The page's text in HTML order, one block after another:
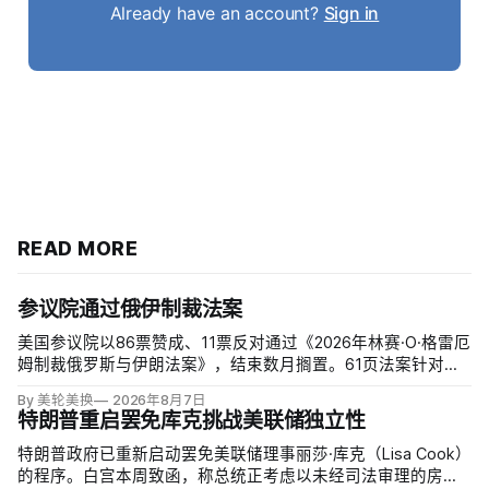
Already have an account? Sign in
READ MORE
参议院通过俄伊制裁法案
美国参议院以86票赞成、11票反对通过《2026年林赛·O·格雷厄
姆制裁俄罗斯与伊朗法案》，结束数月搁置。61页法案针对俄
裁；同时授权对购买俄油气最多的五个国家实施定向关税，意
在切断支持俄乌战争的能源收入。
By 美轮美换 2026年8月7日
特朗普重启罢免库克挑战美联储独立性
特朗普政府已重新启动罢免美联储理事丽莎·库克（Lisa Cook）
的程序。白宫本周致函，称总统正考虑以未经司法审理的房贷